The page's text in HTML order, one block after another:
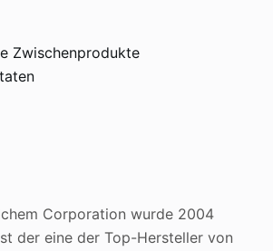
Zwischenprodukte
Corporation wurde 2004
der eine der Top-Hersteller von